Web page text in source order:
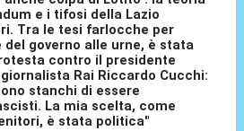
e i tifosi della Lazio
Tra le tesi farlocche per
governo alle urne, è stata
contro il presidente
Rai Riccardo Cucchi:
stanchi di essere
La mia scelta, come
è stata politica"